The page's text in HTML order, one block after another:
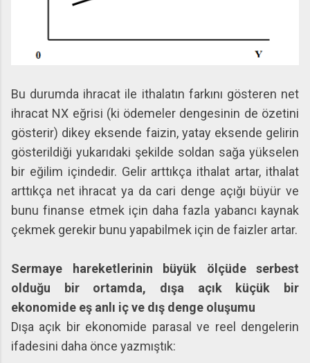
Bu durumda ihracat ile ithalatın farkını gösteren net
ihracat NX eğrisi (ki ödemeler dengesinin de özetini
gösterir) dikey eksende faizin, yatay eksende gelirin
gösterildiği yukarıdaki şekilde soldan sağa yükselen
bir eğilim içindedir. Gelir arttıkça ithalat artar, ithalat
arttıkça net ihracat ya da cari denge açığı büyür ve
bunu finanse etmek için daha fazla yabancı kaynak
çekmek gerekir bunu yapabilmek için de faizler artar.
Sermaye hareketlerinin büyük ölçüde serbest
olduğu bir ortamda, dışa açık küçük bir
ekonomide eş anlı iç ve dış denge oluşumu
Dışa açık bir ekonomide parasal ve reel dengelerin
ifadesini daha önce yazmıştık: